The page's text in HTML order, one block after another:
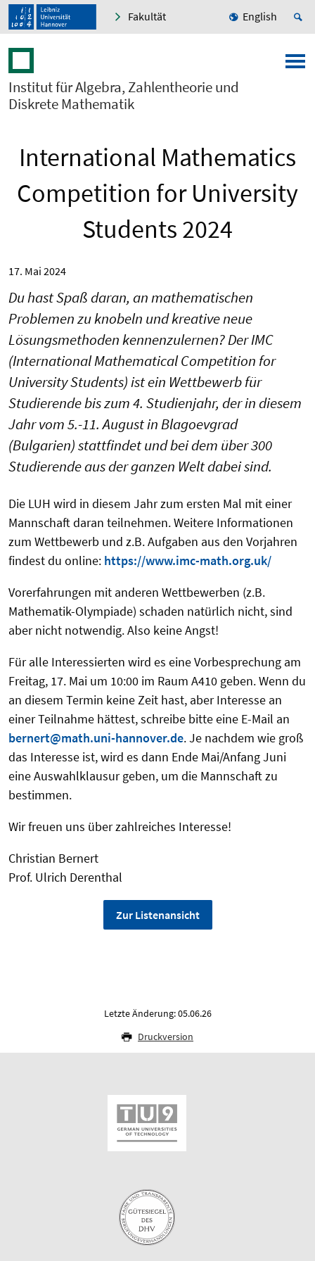
Fakultät English
Institut für Algebra, Zahlentheorie und
Diskrete Mathematik
International Mathematics
Competition for University
Students 2024
17. Mai 2024
Du hast Spaß daran, an mathematischen
Problemen zu knobeln und kreative neue
Lösungsmethoden kennenzulernen? Der IMC
(International Mathematical Competition for
University Students) ist ein Wettbewerb für
Studierende bis zum 4. Studienjahr, der in diesem
Jahr vom 5.-11. August in Blagoevgrad
(Bulgarien) stattfindet und bei dem über 300
Studierende aus der ganzen Welt dabei sind.
Die LUH wird in diesem Jahr zum ersten Mal mit einer
Mannschaft daran teilnehmen. Weitere Informationen
zum Wettbewerb und z.B. Aufgaben aus den Vorjahren
findest du online: https://www.imc-math.org.uk/
Vorerfahrungen mit anderen Wettbewerben (z.B.
Mathematik-Olympiade) schaden natürlich nicht, sind
aber nicht notwendig. Also keine Angst!
Für alle Interessierten wird es eine Vorbesprechung am
Freitag, 17. Mai um 10:00 im Raum A410 geben. Wenn du
an diesem Termin keine Zeit hast, aber Interesse an
einer Teilnahme hättest, schreibe bitte eine E-Mail an
bernert@math.uni-hannover.de. Je nachdem wie groß
das Interesse ist, wird es dann Ende Mai/Anfang Juni
eine Auswahlklausur geben, um die Mannschaft zu
bestimmen.
Wir freuen uns über zahlreiches Interesse!
Christian Bernert
Prof. Ulrich Derenthal
Zur Listenansicht
Letzte Änderung: 05.06.26
Druckversion